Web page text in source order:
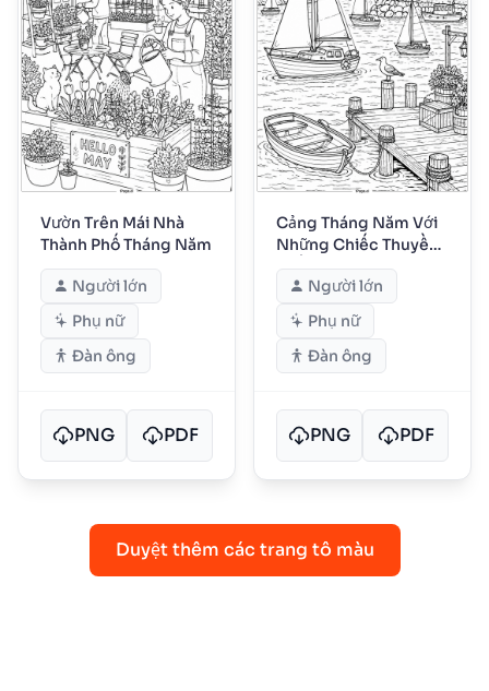
Vườn Trên Mái Nhà
Thành Phố Tháng Năm
Người lớn
Phụ nữ
Đàn ông
PNG PDF
Cảng Tháng Năm Với
Những Chiếc Thuyền
Buồm
Người lớn
Phụ nữ
Đàn ông
PNG PDF
Duyệt thêm các trang tô màu